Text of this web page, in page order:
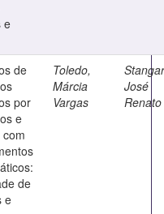
e
de
por
e
de
e
Toledo,
Márcia
Vargas
José
Renato